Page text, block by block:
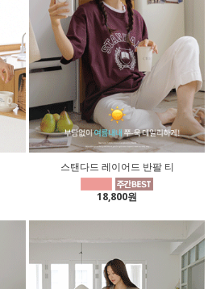
스탠다드 레이어드 반팔 티
18,800원